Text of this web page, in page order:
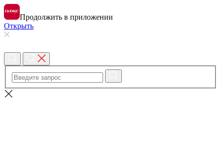
Продолжить в приложении
Открыть